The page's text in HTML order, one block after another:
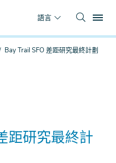
語言
Bay Trail SFO 差距研究最終計劃
距研究最終計